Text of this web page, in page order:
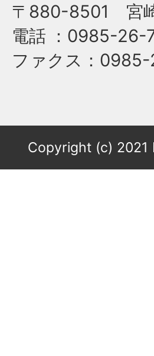
〒880-8501 宮
電話 ：0985-26-
ファクス ：
Copyright (c) 2021